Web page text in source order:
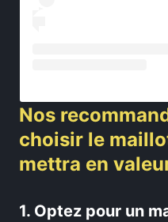
Nos
choisir le
mettra en
1. Optez pour un